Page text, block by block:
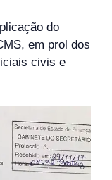
do
em prol dos
civis e